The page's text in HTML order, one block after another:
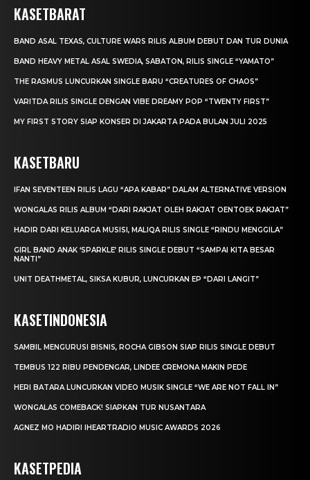
KASETBARAT
BAND ASAL TEXAS, CULTURE WARS RILIS ALBUM DEBUT DAN TUR DUNIA
BAND HEAVY METAL ASAL SWEDIA, SABATON, RILIS SINGLE “YAMATO”
THE RASMUS LUNCURKAN SINGLE BARU “CREATURES OF CHAOS”
VARITDA RILIS SINGLE DENGAN VIBE DREAMY POP “TWENTY FIRST”
MY FIRST STORY SIAP KONSER DI JAKARTA PADA BULAN JULI 2025
KASETBARU
IFAN SEVENTEEN RILIS LAGU “APA KABAR” DALAM ALTERNATIVE VERSION
WONGALAS RILIS ALBUM “DARI RAKJAT OLEH RAKJAT OENTOEK RAKJAT”
HADIR DARI KELUARGA MUSISI, MALIQA RILIS SINGLE “RINDU MENGGILA”
GIRL BAND ANAK ‘SPARKLE’ RILIS SINGLE DEBUT “SAMPAI KITA BESAR
NANTI”
UNIT DEATHMETAL, SIKSA KUBUR, LUNCURKAN EP “DARI LANGIT”
KASETINDONESIA
SAMBIL MENGURUSI BISNIS, ROCHA GIBSON SIAP RILIS SINGLE DEBUT
TEMBUS 122 RIBU PENDENGAR, LINDEE CREMONA MAKIN PEDE
HERI BATARA LUNCURKAN VIDEO MUSIK SINGLE “WE ARE NOT FALL IN”
WONGALAS COMEBACK! SIAPKAN TUR NUSANTARA
AGNEZ MO HADIRI IHEARTRADIO MUSIC AWARDS 2026
KASETPEDIA